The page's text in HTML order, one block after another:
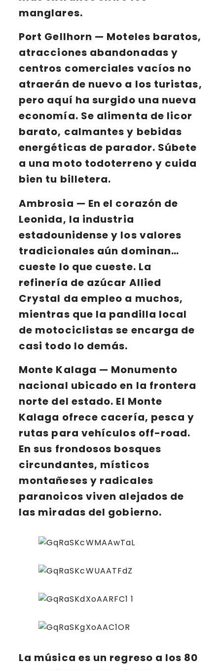
manglares.
Port Gellhorn — Moteles baratos,
atracciones abandonadas y
centros comerciales vacíos no
atraerán de nuevo a los turistas,
pero aquí ha surgido una nueva
economía. Se alimenta de licor
barato, calmantes y bebidas
energéticas de parador. Súbete
a una moto todoterreno y cuida
bien tu billetera.
Ambrosia — En el corazón de
Leonida, la industria
estadounidense y los valores
tradicionales aún dominan…
cueste lo que cueste. La
refinería de azúcar Allied
Crystal da empleo a muchos,
mientras que la pandilla local
de motociclistas se encarga de
casi todo lo demás.
Monte Kalaga — Monumento
nacional ubicado en la frontera
norte del estado. El Monte
Kalaga ofrece cacería, pesca y
rutas para vehículos off-road.
En sus frondosos bosques
circundantes, místicos
montañeses y radicales
paranoicos viven alejados de
las miradas del gobierno.
La música es un regreso a los 80